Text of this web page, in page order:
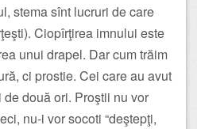
stema sînt lucruri de care
Ciopîrţirea imnului este
unui drapel. Dar cum trăim
ci prostie. Cei care au avut
două ori. Proştii nu vor
nu-i vor socoti “deştepţi,